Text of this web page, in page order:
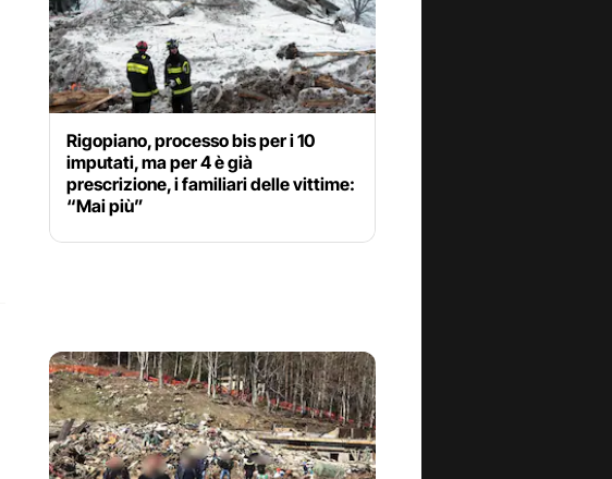
Rigopiano, processo bis per i 10
imputati, ma per 4 è già
prescrizione, i familiari delle vittime:
“Mai più”